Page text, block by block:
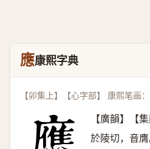
應康熙字典
【卯集上】【心字部】 康熙笔画
【廣韻】【
於陵切，音